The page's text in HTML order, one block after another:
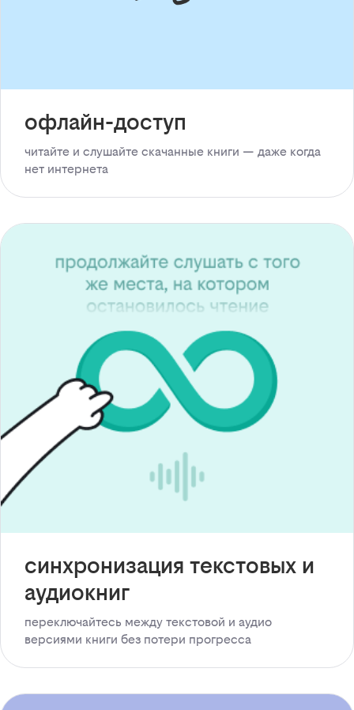
офлайн-доступ
читайте и слушайте скачанные книги — даже когда
нет интернета
синхронизация текстовых и
аудиокниг
переключайтесь между текстовой и аудио
версиями книги без потери прогресса